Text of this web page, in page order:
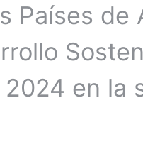
Países
en la